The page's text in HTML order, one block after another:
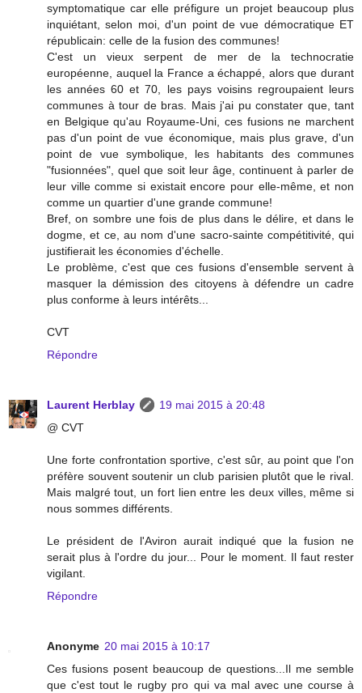
symptomatique car elle préfigure un projet beaucoup plus
inquiétant, selon moi, d'un point de vue démocratique ET
républicain: celle de la fusion des communes!
C'est un vieux serpent de mer de la technocratie
européenne, auquel la France a échappé, alors que durant
les années 60 et 70, les pays voisins regroupaient leurs
communes à tour de bras. Mais j'ai pu constater que, tant
en Belgique qu'au Royaume-Uni, ces fusions ne marchent
pas d'un point de vue économique, mais plus grave, d'un
point de vue symbolique, les habitants des communes
"fusionnées", quel que soit leur âge, continuent à parler de
leur ville comme si existait encore pour elle-même, et non
comme un quartier d'une grande commune!
Bref, on sombre une fois de plus dans le délire, et dans le
dogme, et ce, au nom d'une sacro-sainte compétitivité, qui
justifierait les économies d'échelle.
Le problème, c'est que ces fusions d'ensemble servent à
masquer la démission des citoyens à défendre un cadre
plus conforme à leurs intérêts...
CVT
Répondre
Laurent Herblay
19 mai 2015 à 20:48
@ CVT
Une forte confrontation sportive, c'est sûr, au point que l'on
préfère souvent soutenir un club parisien plutôt que le rival.
Mais malgré tout, un fort lien entre les deux villes, même si
nous sommes différents.
Le président de l'Aviron aurait indiqué que la fusion ne
serait plus à l'ordre du jour... Pour le moment. Il faut rester
vigilant.
Répondre
Anonyme 20 mai 2015 à 10:17
Ces fusions posent beaucoup de questions...Il me semble
que c'est tout le rugby pro qui va mal avec une course à